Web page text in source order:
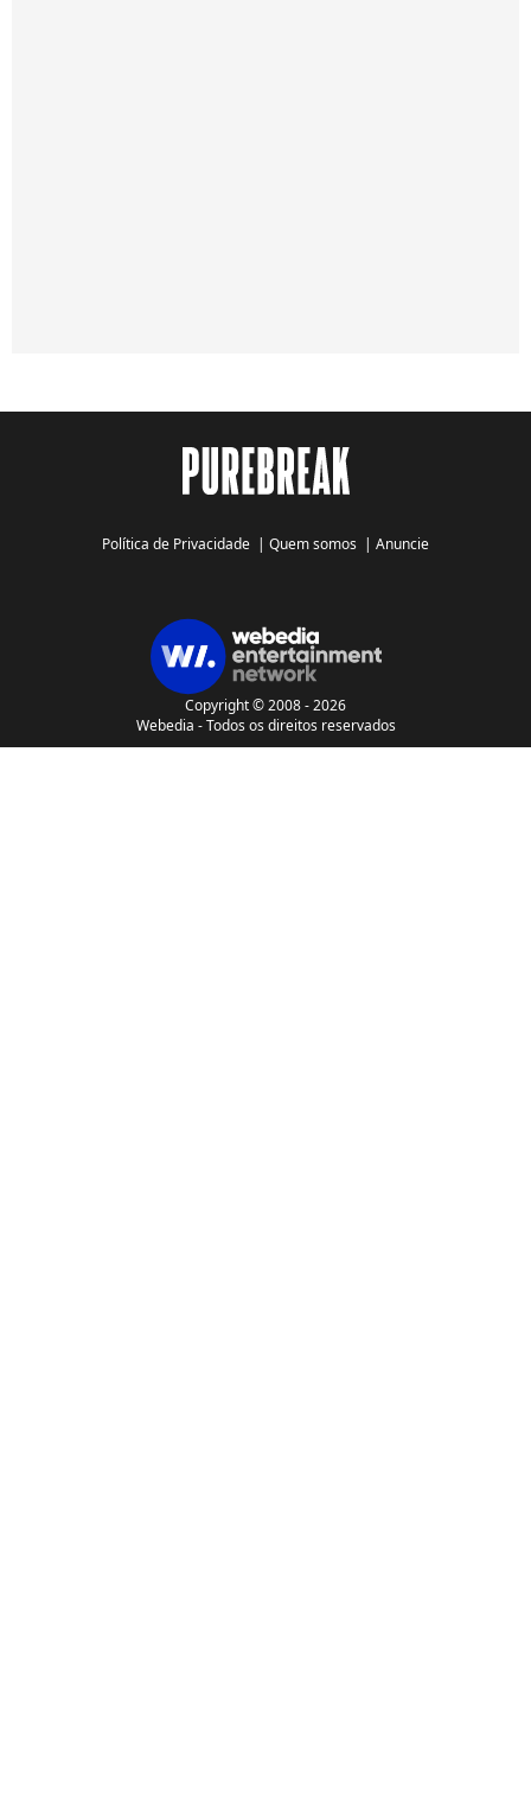
Política de Privacidade | Quem somos | Anuncie
Copyright © 2008 - 2026
Webedia - Todos os direitos reservados